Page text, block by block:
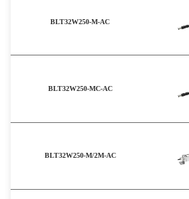
BLT32W250-M-AC
BLT32W250-MC-AC
BLT32W250-M/2M-AC